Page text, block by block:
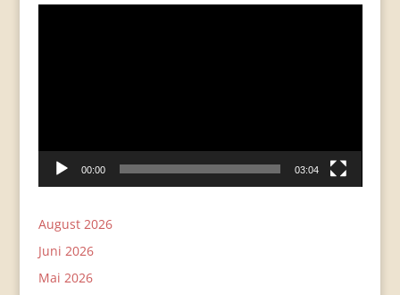
00:00 03:04
August 2026
Juni 2026
Mai 2026